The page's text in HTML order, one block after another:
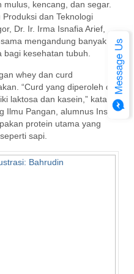
kencang, dan segar.
dan Teknologi
Dr. Ir. Irma Isnafia Arief,
mengandung banyak
kesehatan tubuh.
whey dan curd
“Curd yang diperoleh dari
laktosa dan kasein,” kata
Ilmu Pangan, alumnus Institut
protein utama yang
sapi.